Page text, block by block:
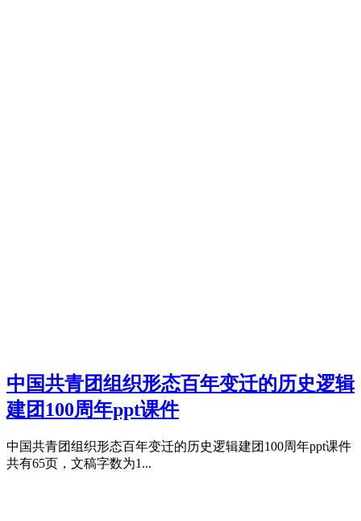
中国共青团组织形态百年变迁的历史逻辑
建团100周年ppt课件
中国共青团组织形态百年变迁的历史逻辑建团100周年ppt课件
共有65页，文稿字数为1...